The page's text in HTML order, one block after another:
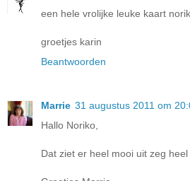
een hele vrolijke leuke kaart
groetjes karin
Beantwoorden
Marrie 31 augustus 2011 om
Hallo Noriko,
Dat ziet er heel mooi uit zeg